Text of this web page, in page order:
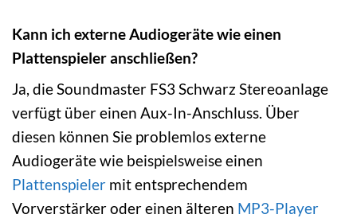
Kann ich externe Audiogeräte wie einen
Plattenspieler anschließen?
Ja, die Soundmaster FS3 Schwarz Stereoanlage
verfügt über einen Aux-In-Anschluss. Über
diesen können Sie problemlos externe
Audiogeräte wie beispielsweise einen
Plattenspieler mit entsprechendem
Vorverstärker oder einen älteren MP3-Player